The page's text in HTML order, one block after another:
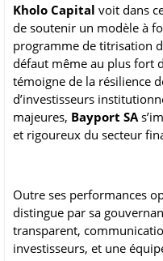
Kholo Capital voit dans
de soutenir un modèle à
programme de titrisation
défaut même au plus fort
témoigne de la résilience
d’investisseurs
majeures, Bayport SA
et rigoureux du secteur
Outre ses performances
distingue par sa
transparent,
investisseurs, et une